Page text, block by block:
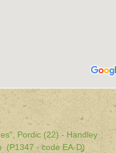
Pordic (22) - Handley
(P1347 - code EA-D)